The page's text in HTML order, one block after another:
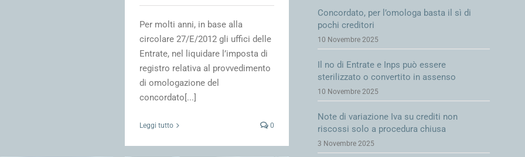
Per molti anni, in base alla
circolare 27/E/2012 gli uffici delle
Entrate, nel liquidare l’imposta di
registro relativa al provvedimento
di omologazione del
concordato[...]
Leggi tutto 0
Concordato, per l’omologa basta il sì di
pochi creditori
10 Novembre 2025
Il no di Entrate e Inps può essere
sterilizzato o convertito in assenso
10 Novembre 2025
Note di variazione Iva su crediti non
riscossi solo a procedura chiusa
3 Novembre 2025